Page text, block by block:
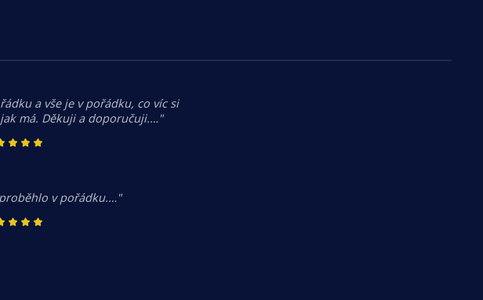
a vše je v pořádku, co víc si
má. Děkuji a doporučuji.…"
v pořádku.…"